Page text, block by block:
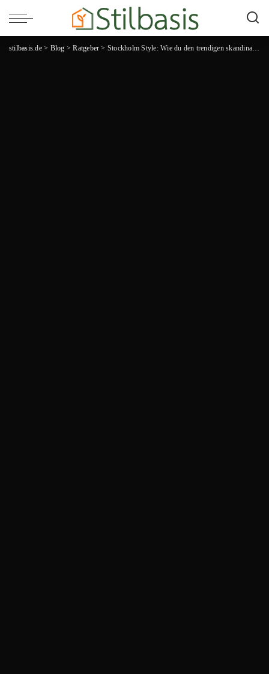
stilbasis.de> Blog >Ratgeber > Stockholm Style: Wie du den trendigen skandinavischen Look in deinen Kleiderschrank integrierst